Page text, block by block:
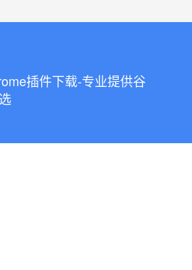
插件下载-专业提供谷